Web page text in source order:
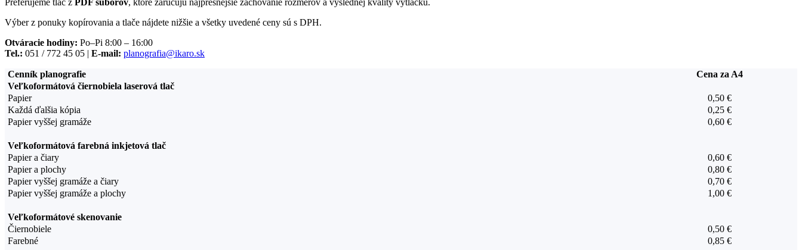
Výber z ponuky kopírovania a tlače nájdete nižšie a všetky uvedené ceny sú s DPH.
Otváracie hodiny: Po–Pi 8:00 – 16:00
Tel.: 051 / 772 45 05 | E-mail: planografia@ikaro.sk
Cenník planografie
Cena za A4
Veľkoformátová čiernobiela laserová tlač
Papier
0,50 €
Každá ďalšia kópia
0,25 €
Papier vyššej gramáže
0,60 €
Veľkoformátová farebná inkjetová tlač
Papier a čiary
0,60 €
Papier a plochy
0,80 €
Papier vyššej gramáže a čiary
0,70 €
Papier vyššej gramáže a plochy
1,00 €
Veľkoformátové skenovanie
Čiernobiele
0,50 €
Farebné
0,85 €